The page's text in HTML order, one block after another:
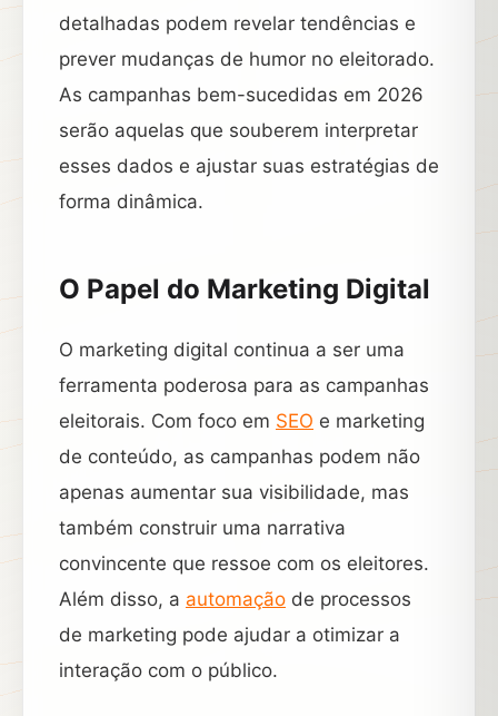
detalhadas podem revelar tendências e
prever mudanças de humor no eleitorado.
As campanhas bem-sucedidas em 2026
serão aquelas que souberem interpretar
esses dados e ajustar suas estratégias de
forma dinâmica.
O Papel do Marketing Digital
O marketing digital continua a ser uma
ferramenta poderosa para as campanhas
eleitorais. Com foco em SEO e marketing
de conteúdo, as campanhas podem não
apenas aumentar sua visibilidade, mas
também construir uma narrativa
convincente que ressoe com os eleitores.
Além disso, a automação de processos
de marketing pode ajudar a otimizar a
interação com o público.